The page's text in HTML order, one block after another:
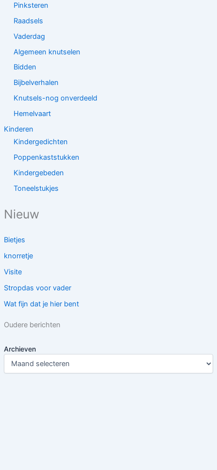
Pinksteren
Raadsels
Vaderdag
Algemeen knutselen
Bidden
Bijbelverhalen
Knutsels-nog onverdeeld
Hemelvaart
Kinderen
Kindergedichten
Poppenkaststukken
Kindergebeden
Toneelstukjes
Nieuw
Bietjes
knorretje
Visite
Stropdas voor vader
Wat fijn dat je hier bent
Oudere berichten
Archieven